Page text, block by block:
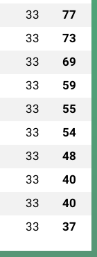
33 77
33 73
33 69
33 59
33 55
33 54
33 48
33 40
33 40
33 37